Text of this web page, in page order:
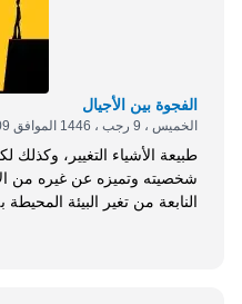
الفجوة بين الأجيال
الخميس ، 9 رجب ، 1446 الموافق 09 يناير 2025
طبيعة الأشياء التغيير،
شخصيته وتميزه عن غيره من
النابعة من تغير البيئة
تختلف بطبيعة الحال عن عادات
لكل جيل تقاليده وعاداته